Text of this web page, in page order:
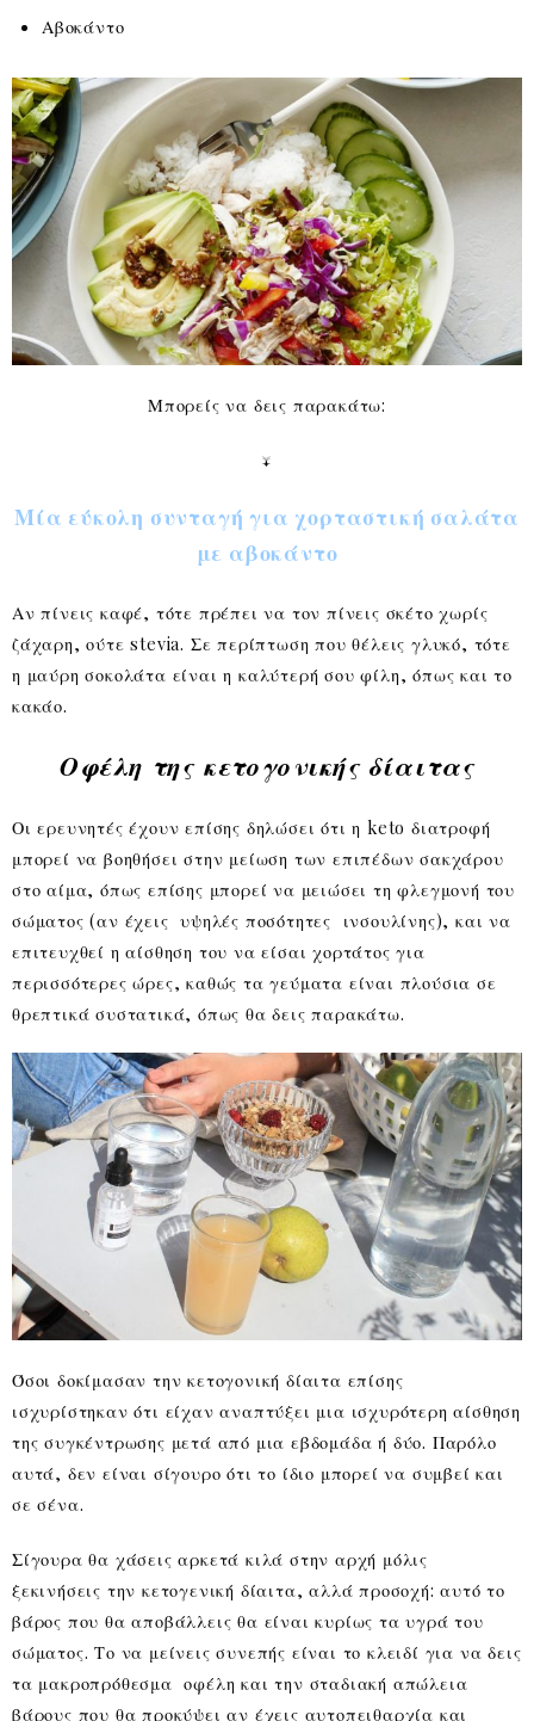
Αβοκάντο
Μπορείς να δεις παρακάτω:
↓
Μία εύκολη συνταγή για χορταστική σαλάτα
με αβοκάντο
Αν πίνεις καφέ, τότε πρέπει να τον πίνεις σκέτο χωρίς
ζάχαρη, ούτε stevia. Σε περίπτωση που θέλεις γλυκό, τότε
η μαύρη σοκολάτα είναι η καλύτερή σου φίλη, όπως και το
κακάο.
Οφέλη της κετογονικής δίαιτας
Οι ερευνητές έχουν επίσης δηλώσει ότι η keto διατροφή
μπορεί να βοηθήσει στην μείωση των επιπέδων σακχάρου
στο αίμα, όπως επίσης μπορεί να μειώσει τη φλεγμονή του
σώματος (αν έχεις υψηλές ποσότητες ινσουλίνης), και να
επιτευχθεί η αίσθηση του να είσαι χορτάτος για
περισσότερες ώρες, καθώς τα γεύματα είναι πλούσια σε
θρεπτικά συστατικά, όπως θα δεις παρακάτω.
Όσοι δοκίμασαν την κετογονική δίαιτα επίσης
ισχυρίστηκαν ότι είχαν αναπτύξει μια ισχυρότερη αίσθηση
της συγκέντρωσης μετά από μια εβδομάδα ή δύο. Παρόλο
αυτά, δεν είναι σίγουρο ότι το ίδιο μπορεί να συμβεί και
σε σένα.
Σίγουρα θα χάσεις αρκετά κιλά στην αρχή μόλις
ξεκινήσεις την κετογενική δίαιτα, αλλά προσοχή: αυτό το
βάρος που θα αποβάλλεις θα είναι κυρίως τα υγρά του
σώματος. Το να μείνεις συνεπής είναι το κλειδί για να δεις
τα μακροπρόθεσμα οφέλη και την σταδιακή απώλεια
βάρους που θα προκύψει αν έχεις αυτοπειθαρχία και